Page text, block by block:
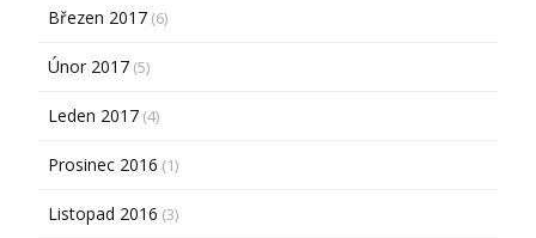
Březen 2017 (6)
Únor 2017 (5)
Leden 2017 (4)
Prosinec 2016 (1)
Listopad 2016 (3)